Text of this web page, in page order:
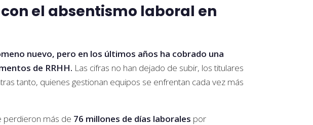
el absentismo laboral en
nuevo, pero en los últimos años ha cobrado una
de RRHH. Las cifras no han dejado de subir, los titulares
tanto, quienes gestionan equipos se enfrentan cada vez más
perdieron más de 76 millones de días laborales por